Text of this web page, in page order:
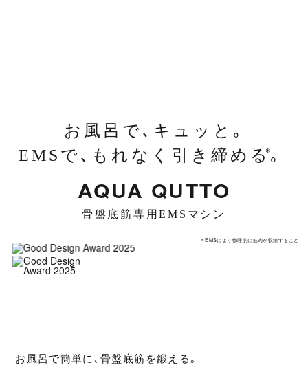
お風呂で､キュッと｡
EMSで､もれなく引き締める｡
*
AQUA QUTTO
骨盤底筋専用EMSマシン
＊EMSにより物理的に筋肉が収縮すること
お風呂で簡単に､骨盤底筋を鍛える｡
出力：DC5V 1A
周波数 10Hz〜60Hz
約500mW
電池持続時間
＊
タイマー 15分自動オフ